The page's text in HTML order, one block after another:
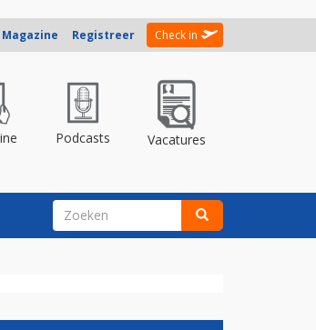
Registreer Check in
Podcasts Vacatures
ZOEKVELD